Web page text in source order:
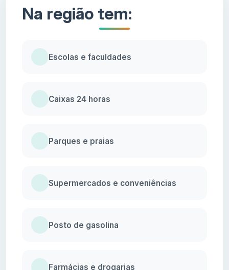
Na região tem:
Escolas e faculdades
Caixas 24 horas
Parques e praias
Supermercados e conveniências
Posto de gasolina
Farmácias e drogarias